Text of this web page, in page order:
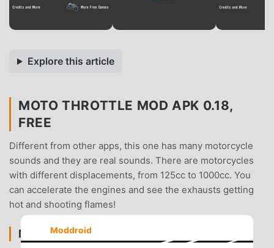
Explore this article
MOTO THROTTLE MOD APK 0.18,
FREE
Different from other apps, this one has many motorcycle
sounds and they are real sounds. There are motorcycles
with different displacements, from 125cc to 1000cc. You
can accelerate the engines and see the exhausts getting
hot and shooting flames!
MOTO THROTTLE INTRODUZIONE
Moddroid